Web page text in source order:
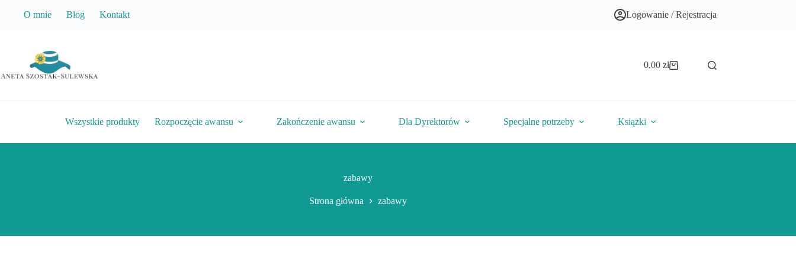
O mnie Blog Kontakt Logowanie / Rejestracja
Koszyk
0,00 zł
Wszystkie produkty Rozpoczęcie awansu Zakończenie awansu Dla Dyrektorów Specjalne potrzeby Książki
zabawy
Strona główna zabawy